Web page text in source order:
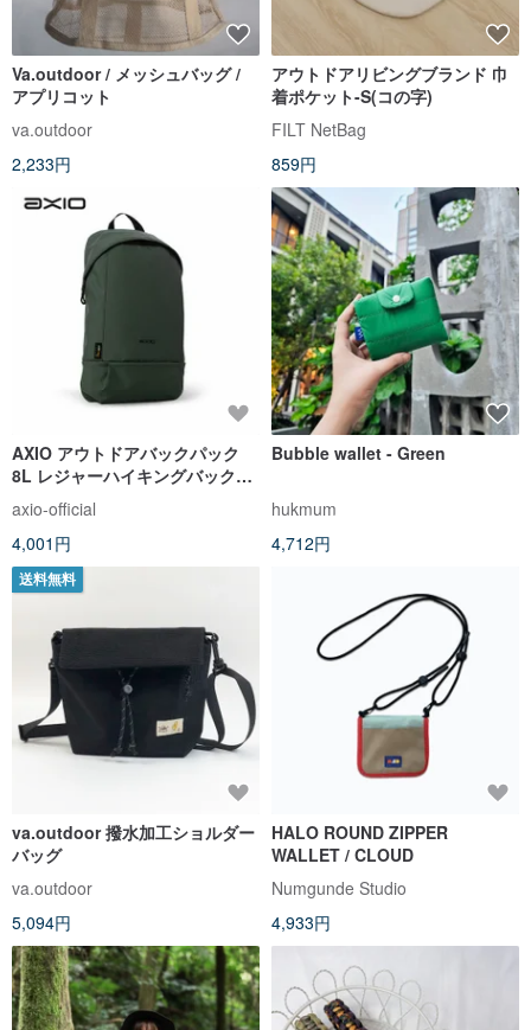
Va.outdoor / メッシュバッグ /
アプリコット
va.outdoor
2,233円
アウトドアリビングブランド 巾
着ポケット-S(コの字)
FILT NetBag
859円
AXIO アウトドアバックパック
8L レジャーハイキングバックパ
ック (AOB-05) フォレストグリ
ーン
axio-official
4,001円
Bubble wallet - Green
hukmum
4,712円
送料無料
va.outdoor 撥水加工ショルダー
バッグ
va.outdoor
5,094円
HALO ROUND ZIPPER
WALLET / CLOUD
Numgunde Studio
4,933円